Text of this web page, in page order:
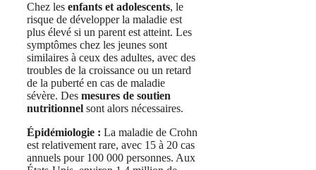
Chez les enfants et adolescents, le
risque de développer la maladie est
plus élevé si un parent est atteint. Les
symptômes chez les jeunes sont
similaires à ceux des adultes, avec des
troubles de la croissance ou un retard
de la puberté en cas de maladie
sévère. Des mesures de soutien
nutritionnel sont alors nécessaires.
Épidémiologie : La maladie de Crohn
est relativement rare, avec 15 à 20 cas
annuels pour 100 000 personnes. Aux